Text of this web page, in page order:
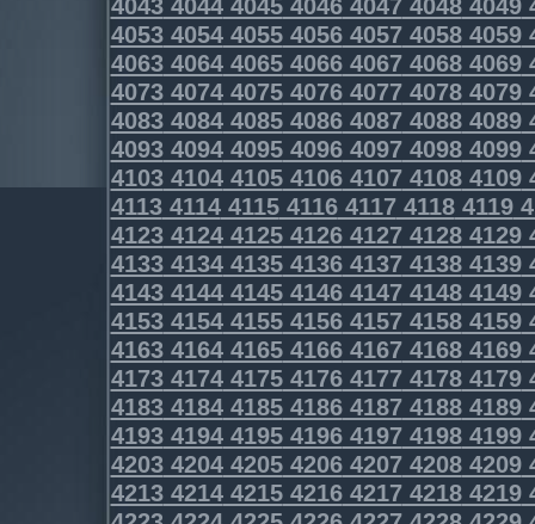
4053405440554056405740584059
4063406440654066406740684069
4073407440754076407740784079
4083408440854086408740884089
4093409440954096409740984099
4103410441054106410741084109
4113411441154116411741184119
4123412441254126412741284129
4133413441354136413741384139
4143414441454146414741484149
4153415441554156415741584159
4163416441654166416741684169
4173417441754176417741784179
4183418441854186418741884189
4193419441954196419741984199
4203420442054206420742084209
4213421442154216421742184219